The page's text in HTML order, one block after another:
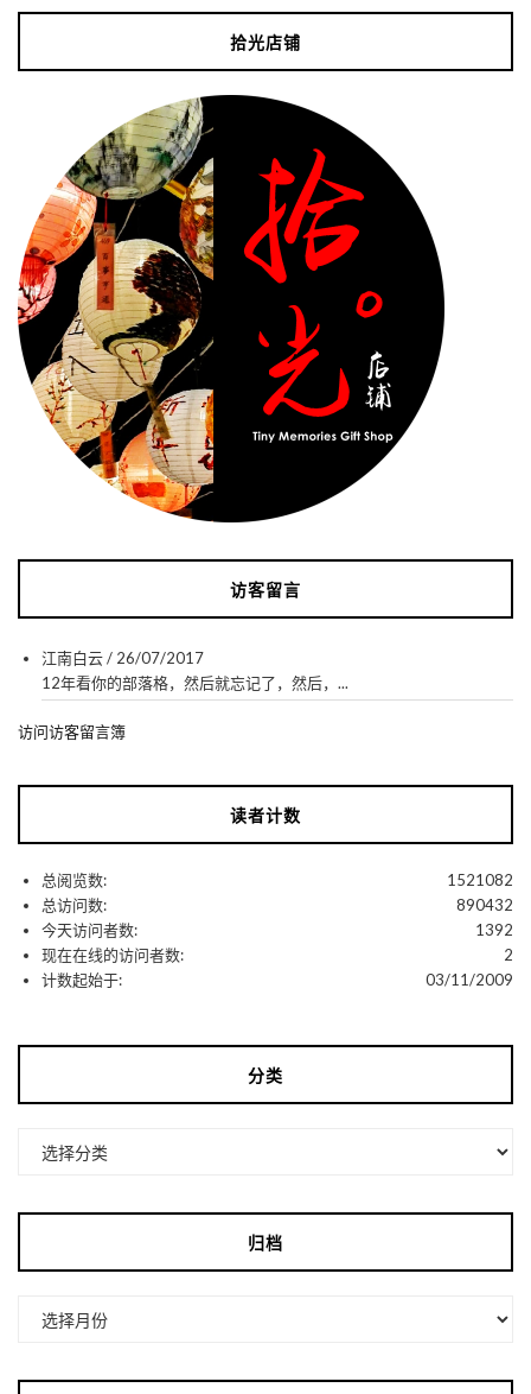
拾光店铺
访客留言
江南白云/ 26/07/2017
12年看你的部落格，然后就忘记了，然后，...
访问访客留言簿
读者计数
1521082
总阅览数:
890432
总访问数:
1392
今天访问者数:
2
现在在线的访问者数:
03/11/2009
计数起始于:
分类
归档